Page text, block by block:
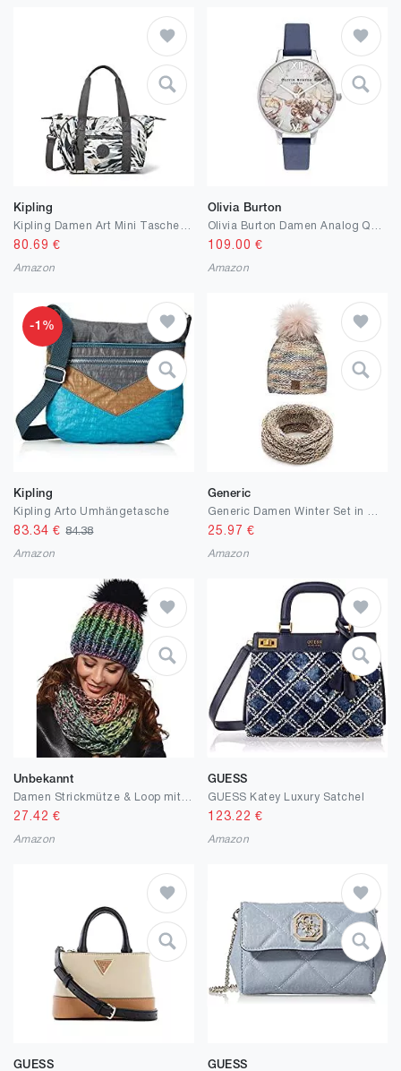
Kipling
80.69 €
Amazon
Olivia Burton
109.00 €
Amazon
-1%
Kipling
Kipling Arto Umhängetasche
83.34 €84.38
Amazon
Generic
25.97 €
Amazon
Unbekannt
27.42 €
Amazon
GUESS
GUESS Katey Luxury Satchel
123.22 €
Amazon
GUESS
GUESS